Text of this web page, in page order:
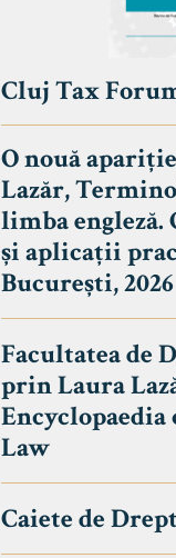
Cluj Tax
O nouă
Lazăr,
limba engleză.
și aplicații
București, 2026
Facultatea de
prin Laura
Law
Caiete de